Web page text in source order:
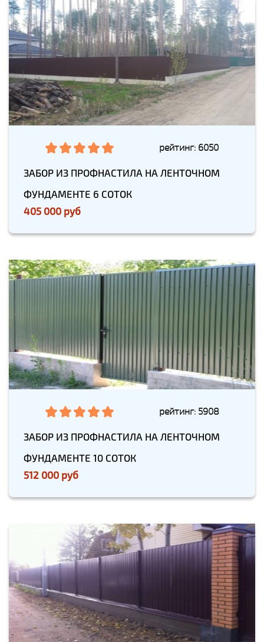
рейтинг: 6050
ЗАБОР ИЗ ПРОФНАСТИЛА НА ЛЕНТОЧНОМ
ФУНДАМЕНТЕ 6 СОТОК
405 000 руб
рейтинг: 5908
ЗАБОР ИЗ ПРОФНАСТИЛА НА ЛЕНТОЧНОМ
ФУНДАМЕНТЕ 10 СОТОК
512 000 руб